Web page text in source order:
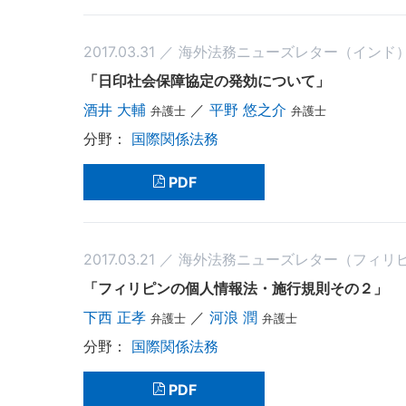
2017.03.31 ／ 海外法務ニューズレター（インド）
「日印社会保障協定の発効について」
酒井 大輔 弁護士 ／ 平野 悠之介 弁護士
国際関係法務
PDF
2017.03.21 ／ 海外法務ニューズレター（フィリピ
「フィリピンの個人情報法・施行規則その２」
下西 正孝 弁護士 ／ 河浪 潤 弁護士
国際関係法務
PDF